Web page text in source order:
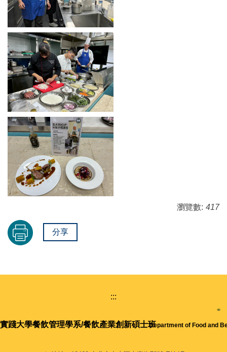
瀏覽數: 417
分享
:::
實踐大學餐飲管理學系/餐飲產業創新碩士班Department of Food and